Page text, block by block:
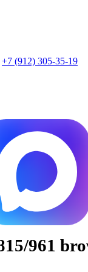
+7 (912) 305-35-19
961